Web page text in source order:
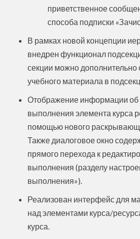
приветственное
способа подписки
В рамках новой концепции
внедрен функционал
секции можно дополнительно
учебного материала в
Отображение информации об
выполнения элемента курса
помощью нового
Также диалоговое окно
прямого перехода к
выполнения (разделу
выполнения»).
Реализован интерфейс для
над элементами курса/
курса.